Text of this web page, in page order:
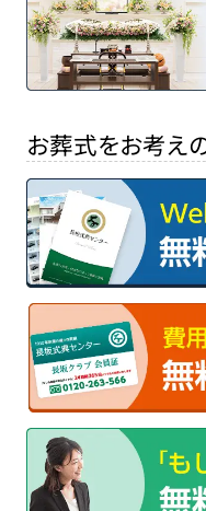
お葬式をお考え